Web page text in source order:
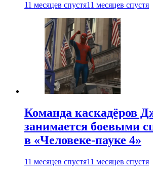
11 месяцев спустя11 месяцев спустя
Команда каскадёров
занимается боевыми
в «Человеке-пауке 4»
11 месяцев спустя11 месяцев спустя